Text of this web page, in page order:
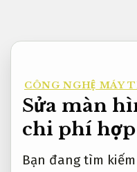
nội
CÔNG NGHỆ MÁY
Sửa màn
chi phí
Bạn đang tìm